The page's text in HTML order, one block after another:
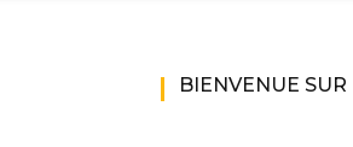
BIENVENUE